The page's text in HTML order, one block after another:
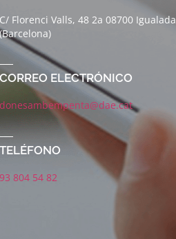
Florenci Valls, 48 2a 08700 Igualada
ELECTRÓNICO
804 54 82